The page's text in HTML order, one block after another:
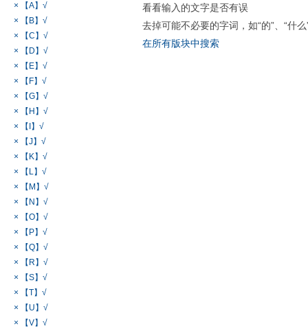
× 【A】√
× 【B】√
× 【C】√
× 【D】√
× 【E】√
× 【F】√
× 【G】√
× 【H】√
× 【I】√
× 【J】√
× 【K】√
× 【L】√
× 【M】√
× 【N】√
× 【O】√
× 【P】√
× 【Q】√
× 【R】√
× 【S】√
× 【T】√
× 【U】√
× 【V】√
看看输入的文字是否有误
去掉可能不必要的字词，如“的”、“什么
在所有版块中搜索